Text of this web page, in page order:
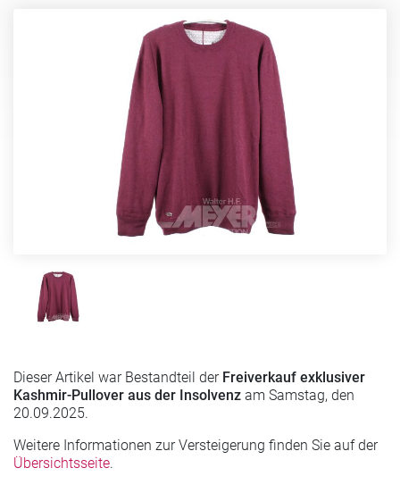
Dieser Artikel war Bestandteil der Freiverkauf exklusiver
Kashmir-Pullover aus der Insolvenz am Samstag, den
20.09.2025.
Weitere Informationen zur Versteigerung finden Sie auf der
Übersichtsseite.